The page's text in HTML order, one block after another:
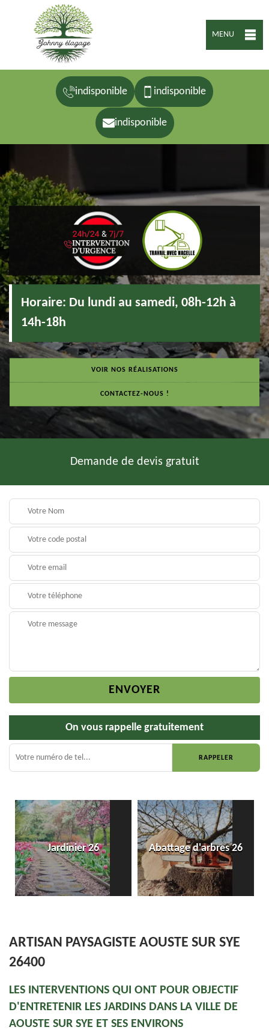
MENU
indisponible indisponible
indisponible
Horaire: Du lundi au samedi, 08h-12h à
14h-18h
VOIR NOS RÉALISATIONS
CONTACTEZ-NOUS !
Demande de devis gratuit
On vous rappelle gratuitement
Jardinier 26 Abattage d'arbres 26
ARTISAN PAYSAGISTE AOUSTE SUR SYE
26400
LES INTERVENTIONS QUI ONT POUR OBJECTIF
D'ENTRETENIR LES JARDINS DANS LA VILLE DE
AOUSTE SUR SYE ET SES ENVIRONS